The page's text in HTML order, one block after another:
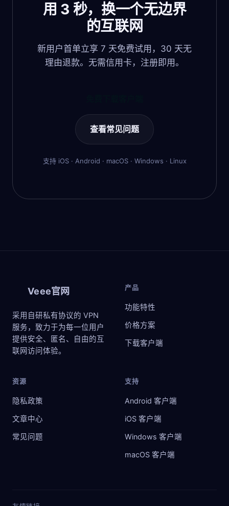
用 3 秒，换一个无边界
的互联网
新用户首单立享 7 天免费试用，30 天无
理由退款。无需信用卡，注册即用。
查看常见问题
支持 iOS · Android · macOS · Windows · Linux
Veee官网
采用自研私有协议的 VPN
服务，致力于为每一位用户
提供安全、匿名、自由的互
联网访问体验。
产品
功能特性
价格方案
下载客户端
资源
隐私政策
文章中心
常见问题
支持
Android 客户端
iOS 客户端
Windows 客户端
macOS 客户端